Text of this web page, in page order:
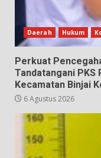
Daerah Hukum
Perkuat
Tandatangani PKS
Kecamatan Binjai
6 Agustus 2026